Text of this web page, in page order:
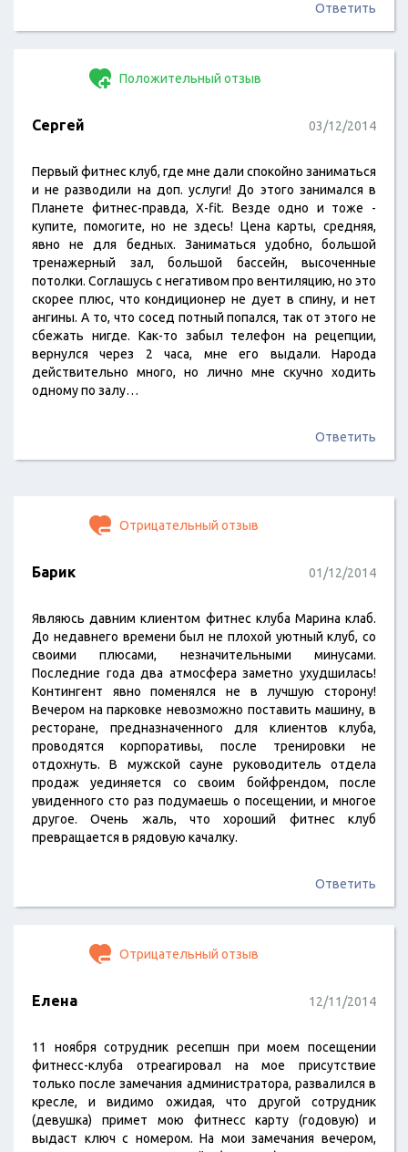
Ответить
Положительный отзыв
Сергей 03/12/2014
Первый фитнес клуб, где мне дали спокойно заниматься
и не разводили на доп. услуги! До этого занимался в
Планете фитнес-правда, X-fit. Везде одно и тоже -
купите, помогите, но не здесь! Цена карты, средняя,
явно не для бедных. Заниматься удобно, большой
тренажерный зал, большой бассейн, высоченные
потолки. Соглашусь с негативом про вентиляцию, но это
скорее плюс, что кондиционер не дует в спину, и нет
ангины. А то, что сосед потный попался, так от этого не
сбежать нигде. Как-то забыл телефон на рецепции,
вернулся через 2 часа, мне его выдали. Народа
действительно много, но лично мне скучно ходить
одному по залу…
Ответить
Отрицательный отзыв
Барик 01/12/2014
Являюсь давним клиентом фитнес клуба Марина клаб.
До недавнего времени был не плохой уютный клуб, со
своими плюсами, незначительными минусами.
Последние года два атмосфера заметно ухудшилась!
Контингент явно поменялся не в лучшую сторону!
Вечером на парковке невозможно поставить машину, в
ресторане, предназначенного для клиентов клуба,
проводятся корпоративы, после тренировки не
отдохнуть. В мужской сауне руководитель отдела
продаж уединяется со своим бойфрендом, после
увиденного сто раз подумаешь о посещении, и многое
другое. Очень жаль, что хороший фитнес клуб
превращается в рядовую качалку.
Ответить
Отрицательный отзыв
Елена 12/11/2014
11 ноября сотрудник ресепшн при моем посещении
фитнесс-клуба отреагировал на мое присутствие
только после замечания администратора, развалился в
кресле, и видимо ожидая, что другой сотрудник
(девушка) примет мою фитнесс карту (годовую) и
выдаст ключ с номером. На мои замечания вечером,